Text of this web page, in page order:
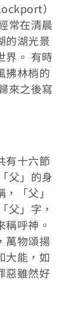
）
常在清晨
的湖光景
界。 有時
拂林梢的
來之後寫
有十六節
父」的身
「父」
父」字，
呼神。
萬物頌揚
大能，如
惡雖然好